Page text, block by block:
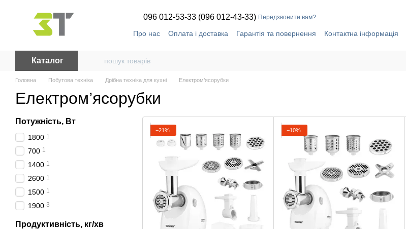
096 012-53-33 (096 012-43-33) Передзвонити вам?
Про нас Оплата і доставка Гарантія та повернення Контактна інформація
Каталог
Головна Побутова техніка Дрібна техніка для кухні Електром’ясорубки
Електром’ясорубки
−21% −10%
Потужність, Вт
1800 1
700 1
1400 1
2600 1
1500 1
1900 3
Продуктивність, кг/хв